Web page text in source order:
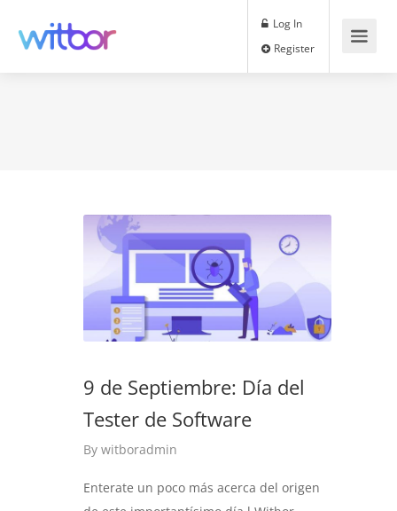
Log In
9 de Septiembre: Día del
Tester de Software
By witboradmin
Enterate un poco más acerca del origen